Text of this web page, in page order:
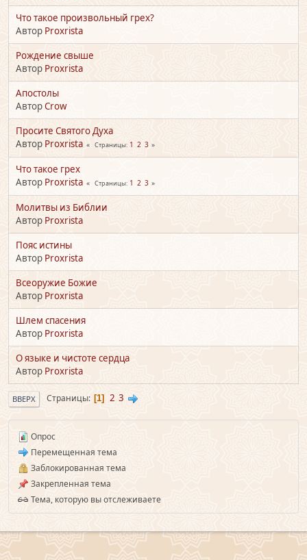
Что такое произвольный грех?
Автор Proxrista
Рождение свыше
Автор Proxrista
Апостолы
АвторCrow
Просите Святого Духа
Автор Proxrista Страницы 1 2 3
Что такое грех
Автор Proxrista Страницы 1 2 3
Молитвы из Библии
Автор Proxrista
Пояс истины
Автор Proxrista
Всеоружие Божие
Автор Proxrista
Шлем спасения
Автор Proxrista
О языке и чистоте сердца
Автор Proxrista
ВВЕРХ Страницы 1 2 3
Опрос
Перемещенная тема
Заблокированная тема
Закрепленная тема
Тема, которую вы отслеживаете